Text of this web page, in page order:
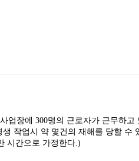
업장에 300명의 근로자가 근무하
작업시 약 몇건의 재해를 당할 수
시간으로 가정한다.)